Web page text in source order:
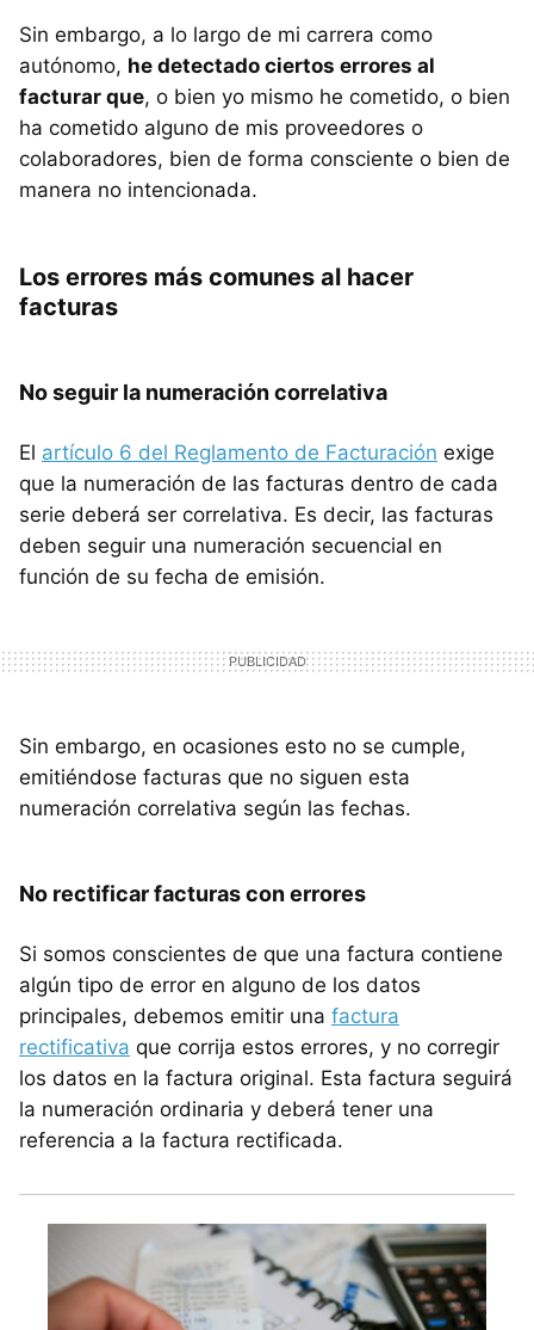
Sin embargo, a lo largo de mi carrera como
autónomo, he detectado ciertos errores al
facturar que, o bien yo mismo he cometido, o bien
ha cometido alguno de mis proveedores o
colaboradores, bien de forma consciente o bien de
manera no intencionada.
Los errores más comunes al hacer
facturas
No seguir la numeración correlativa
El artículo 6 del Reglamento de Facturación exige
que la numeración de las facturas dentro de cada
serie deberá ser correlativa. Es decir, las facturas
deben seguir una numeración secuencial en
función de su fecha de emisión.
Sin embargo, en ocasiones esto no se cumple,
emitiéndose facturas que no siguen esta
numeración correlativa según las fechas.
No rectificar facturas con errores
Si somos conscientes de que una factura contiene
algún tipo de error en alguno de los datos
principales, debemos emitir una factura
rectificativa que corrija estos errores, y no corregir
los datos en la factura original. Esta factura seguirá
la numeración ordinaria y deberá tener una
referencia a la factura rectificada.